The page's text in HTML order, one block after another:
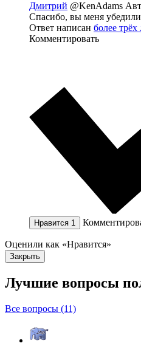
Дмитрий @KenAdams
Спасибо, вы меня
Ответ написан более трёх
Комментировать
Нравится 1
Оценили как «Нравится»
Закрыть
Лучшие вопросы
Все вопросы (11)